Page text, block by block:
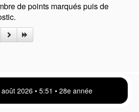
de points marqués puis de
2026 • 5 51 • 28e année